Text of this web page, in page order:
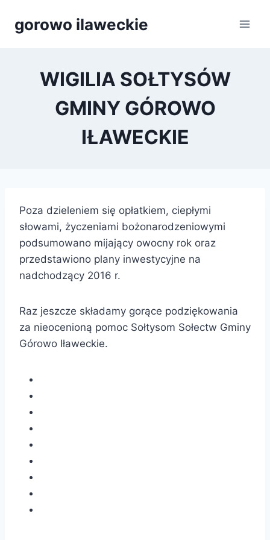
gorowo ilaweckie
WIGILIA SOŁTYSÓW
GMINY GÓROWO
IŁAWECKIE
Poza dzieleniem się opłatkiem, ciepłymi
słowami, życzeniami bożonarodzeniowymi
podsumowano mijający owocny rok oraz
przedstawiono plany inwestycyjne na
nadchodzący 2016 r.
Raz jeszcze składamy gorące podziękowania
za nieocenioną pomoc Sołtysom Sołectw Gminy
Górowo Iławeckie.